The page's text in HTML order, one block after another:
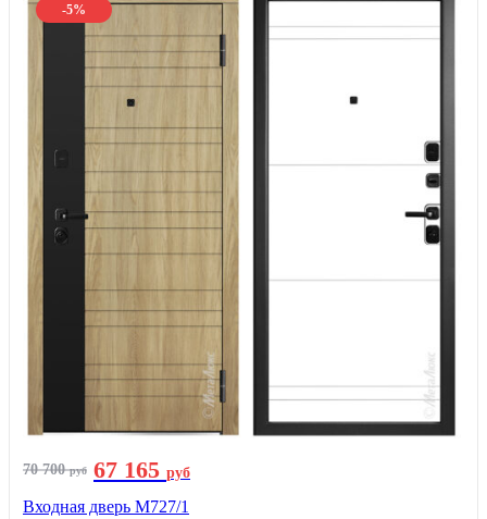
-5%
70 700руб 67 165 руб
Входная дверь М727/1